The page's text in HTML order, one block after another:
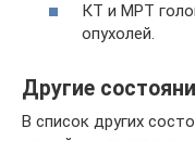
КТ и МРТ
опухолей.
Другие
В список других